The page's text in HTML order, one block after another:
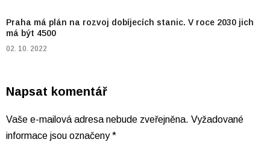
Praha má plán na rozvoj dobíjecích stanic. V roce 2030 jich
má být 4500
02. 10. 2022
Napsat komentář
Vaše e-mailová adresa nebude zveřejněna. Vyžadované
informace jsou označeny*